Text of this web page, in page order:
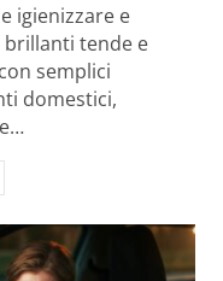
igienizzare e
tende e
semplici
domestici,